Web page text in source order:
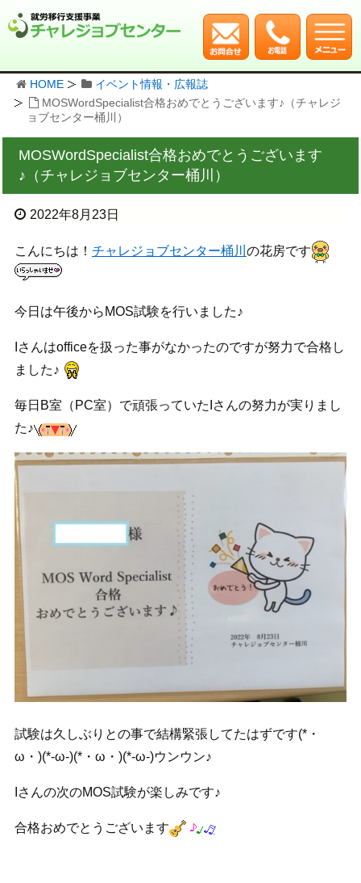
HOME
イベント情報・広報誌
MOSWordSpecialist合格おめでとうございます♪（チャレジ
ョブセンター桶川）
MOSWordSpecialist合格おめでとうございます
♪（チャレジョブセンター桶川）
2022年8月23日
こんにちは！ チャレジョブセンター桶川 の花房です
今日は午後からMOS試験を行いました♪
Iさんはofficeを扱った事がなかったのですが努力で合格し
ました♪
毎日B室（PC室）で頑張っていたIさんの努力が実りまし
た♪
試験は久しぶりとの事で結構緊張してたはずです(*・
ω・)(*-ω-)(*・ω・)(*-ω-)ウンウン♪
Iさんの次のMOS試験が楽しみです♪
合格おめでとうございます